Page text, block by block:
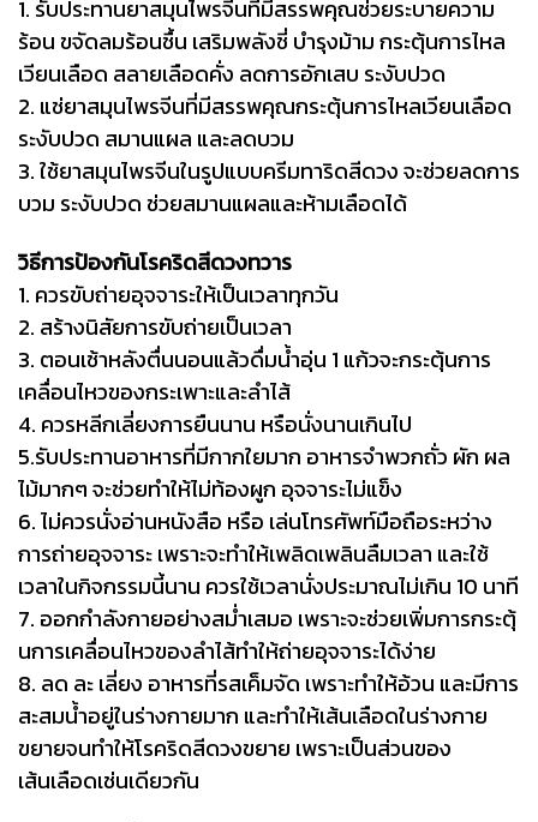
1. รับประทานยาสมุนไพรจีนที่มีสรรพคุณช่วยระบายความ
ร้อน ขจัดลมร้อนชื้น เสริมพลังชี่ บำรุงม้าม กระตุ้นการไหล
เวียนเลือด สลายเลือดคั่ง ลดการอักเสบ ระงับปวด
2. แช่ยาสมุนไพรจีนที่มีสรรพคุณกระตุ้นการไหลเวียนเลือด
ระงับปวด สมานแผล และลดบวม
3. ใช้ยาสมุนไพรจีนในรูปแบบครีมทาริดสีดวง จะช่วยลดการ
บวม ระงับปวด ช่วยสมานแผลและห้ามเลือดได้
วิธีการป้องกันโรคริดสีดวงทวาร
1. ควรขับถ่ายอุจจาระให้เป็นเวลาทุกวัน
2. สร้างนิสัยการขับถ่ายเป็นเวลา
3. ตอนเช้าหลังตื่นนอนแล้วดื่มน้ำอุ่น 1 แก้วจะกระตุ้นการ
เคลื่อนไหวของกระเพาะและลำไส้
4. ควรหลีกเลี่ยงการยืนนาน หรือนั่งนานเกินไป
5.รับประทานอาหารที่มีกากใยมาก อาหารจำพวกถั่ว ผัก ผล
ไม้มากๆ จะช่วยทำให้ไม่ท้องผูก อุจจาระไม่แข็ง
6. ไม่ควรนั่งอ่านหนังสือ หรือ เล่นโทรศัพท์มือถือระหว่าง
การถ่ายอุจจาระ เพราะจะทำให้เพลิดเพลินลืมเวลา และใช้
เวลาในกิจกรรมนี้นาน ควรใช้เวลานั่งประมาณไม่เกิน 10 นาที
7. ออกกำลังกายอย่างสม่ำเสมอ เพราะจะช่วยเพิ่มการกระตุ้
นการเคลื่อนไหวของลำไส้ทำให้ถ่ายอุจจาระได้ง่าย
8. ลด ละ เลี่ยง อาหารที่รสเค็มจัด เพราะทำให้อ้วน และมีการ
สะสมน้ำอยู่ในร่างกายมาก และทำให้เส้นเลือดในร่างกาย
ขยายจนทำให้โรคริดสีดวงขยาย เพราะเป็นส่วนของ
เส้นเลือดเช่นเดียวกัน